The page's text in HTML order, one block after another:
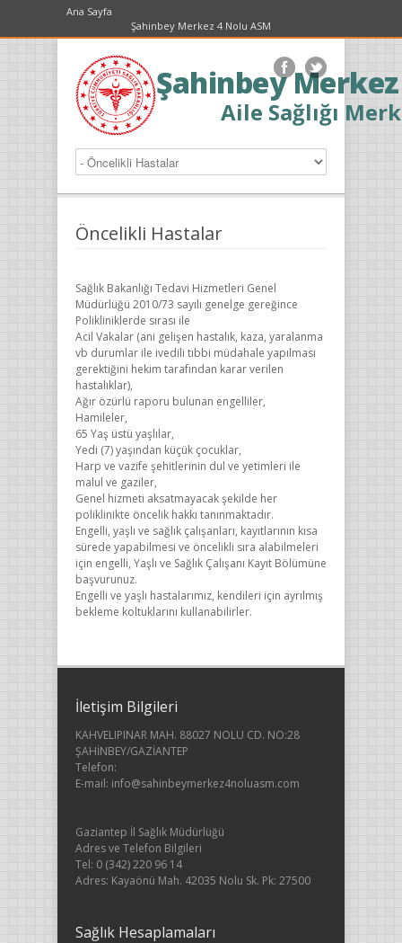
Ana Sayfa
Şahinbey Merkez 4 Nolu ASM
Şahinbey
Aile Sağlığı
Öncelikli Hastalar
Sağlık Bakanlığı Tedavi Hizmetleri Genel
Müdürlüğü 2010/73 sayılı genelge gereğince
Polikliniklerde sırası ile
Acil Vakalar (ani gelişen hastalık, kaza, yaralanma
vb durumlar ile ivedili tıbbi müdahale yapılması
gerektiğini hekim tarafından karar verilen
hastalıklar),
Ağır özürlü raporu bulunan engelliler,
Hamileler,
65 Yaş üstü yaşlılar,
Yedi (7) yaşından küçük çocuklar,
Harp ve vazife şehitlerinin dul ve yetimleri ile
malul ve gaziler,
Genel hizmeti aksatmayacak şekilde her
poliklinikte öncelik hakkı tanınmaktadır.
Engelli, yaşlı ve sağlık çalışanları, kayıtlarının kısa
sürede yapabilmesi ve öncelikli sıra alabilmeleri
için engelli, Yaşlı ve Sağlık Çalışanı Kayıt Bölümüne
başvurunuz.
Engelli ve yaşlı hastalarımız, kendileri için ayrılmış
bekleme koltuklarını kullanabilirler.
İletişim Bilgileri
KAHVELIPINAR MAH. 88027 NOLU CD. NO:28
ŞAHİNBEY/GAZİANTEP
Telefon:
E-mail: info@sahinbeymerkez4noluasm.com
Gaziantep İl Sağlık Müdürlüğü
Adres ve Telefon Bilgileri
Tel: 0 (342) 220 96 14
Adres: Kayaönü Mah. 42035 Nolu Sk. Pk: 27500
Sağlık Hesaplamaları